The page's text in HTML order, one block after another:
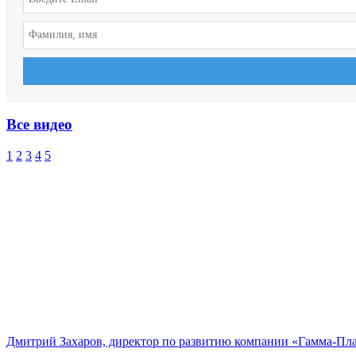
Все видео
1 2 3 4 5
Дмитрий Захаров, директор по развитию компании «Гамма-